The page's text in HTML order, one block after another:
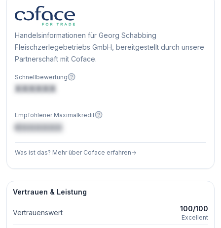
Handelsinformationen für Georg Schabbing
Fleischzerlegebetriebs GmbH, bereitgestellt durch unsere
Partnerschaft mit Coface.
Schnellbewertung
XXXXXX
Empfohlener Maximalkredit
€XXXXXX
Was ist das? Mehr über Coface erfahren
Vertrauen & Leistung
Vertrauenswert 100/100
Excellent